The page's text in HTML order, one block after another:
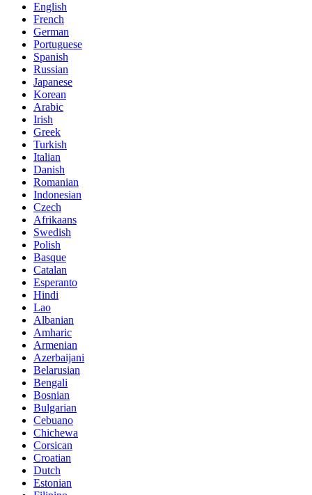
English
French
German
Portuguese
Spanish
Russian
Japanese
Korean
Arabic
Irish
Greek
Turkish
Italian
Danish
Romanian
Indonesian
Czech
Afrikaans
Swedish
Polish
Basque
Catalan
Esperanto
Hindi
Lao
Albanian
Amharic
Armenian
Azerbaijani
Belarusian
Bengali
Bosnian
Bulgarian
Cebuano
Chichewa
Corsican
Croatian
Dutch
Estonian